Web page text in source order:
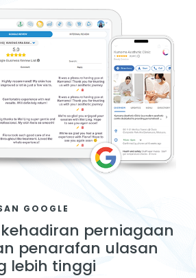
GOOGLE
perniagaan
penarafan ulasan
lebih tinggi